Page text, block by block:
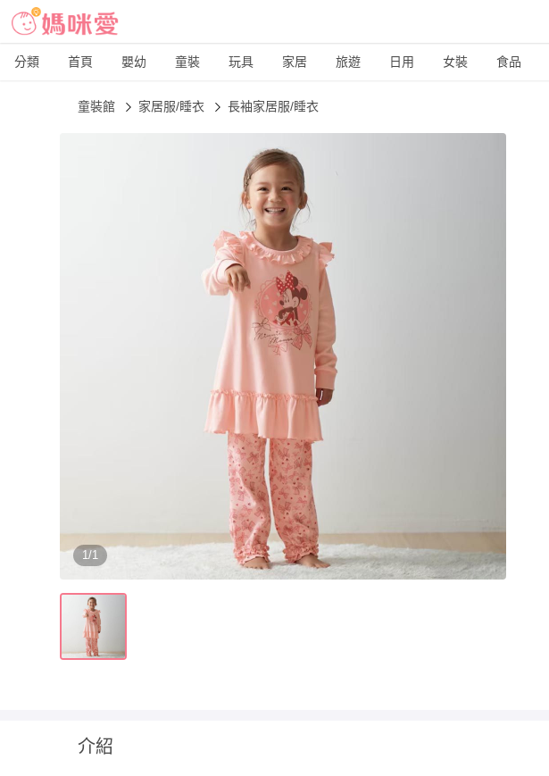
分類 首頁 嬰幼 童裝 玩具 家居 旅遊 日用 女裝 食品
童裝館 家居服/睡衣 長袖家居服/睡衣
1/1
介紹